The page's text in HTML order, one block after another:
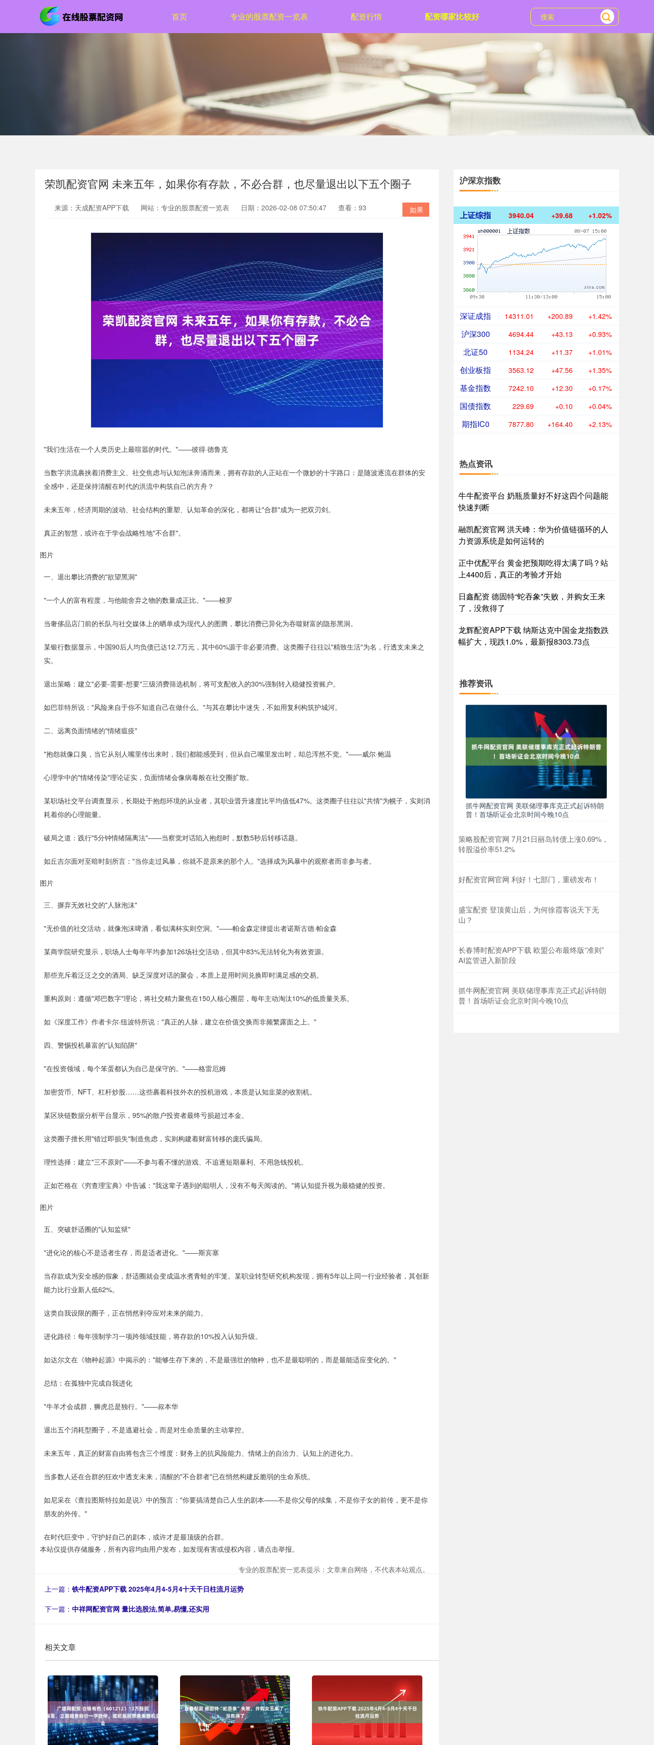
首页 专业的股票配资一览表 配资行情 配资哪家比较好
荣凯配资官网 未来五年，如果你有存款，不必合群，也尽量退出以下五个圈子
如果
来源：天成配资APP下载 网站：专业的股票配资一览表 日期：2026-02-08 07:50:47 查看：93
"我们生活在一个人类历史上最喧嚣的时代。"——彼得·德鲁克
当数字洪流裹挟着消费主义、社交焦虑与认知泡沫奔涌而来，拥有存款的人正站在一个微妙的十字路口：是随波逐流在群体的安
全感中，还是保持清醒在时代的洪流中构筑自己的方舟？
未来五年，经济周期的波动、社会结构的重塑、认知革命的深化，都将让"合群"成为一把双刃剑。
真正的智慧，或许在于学会战略性地"不合群"。
图片
一、退出攀比消费的"欲望黑洞"
"一个人的富有程度，与他能舍弃之物的数量成正比。"——梭罗
当奢侈品店门前的长队与社交媒体上的晒单成为现代人的图腾，攀比消费已异化为吞噬财富的隐形黑洞。
某银行数据显示，中国90后人均负债已达12.7万元，其中60%源于非必要消费。这类圈子往往以"精致生活"为名，行透支未来之
实。
退出策略：建立"必要-需要-想要"三级消费筛选机制，将可支配收入的30%强制转入稳健投资账户。
如巴菲特所说："风险来自于你不知道自己在做什么。"与其在攀比中迷失，不如用复利构筑护城河。
二、远离负面情绪的"情绪瘟疫"
"抱怨就像口臭，当它从别人嘴里传出来时，我们都能感受到，但从自己嘴里发出时，却总浑然不觉。"——威尔·鲍温
心理学中的"情绪传染"理论证实，负面情绪会像病毒般在社交圈扩散。
某职场社交平台调查显示，长期处于抱怨环境的从业者，其职业晋升速度比平均值低47%。这类圈子往往以"共情"为幌子，实则消
耗着你的心理能量。
破局之道：践行"5分钟情绪隔离法"——当察觉对话陷入抱怨时，默数5秒后转移话题。
如丘吉尔面对至暗时刻所言："当你走过风暴，你就不是原来的那个人。"选择成为风暴中的观察者而非参与者。
图片
三、摒弃无效社交的"人脉泡沫"
"无价值的社交活动，就像泡沫啤酒，看似满杯实则空洞。"——帕金森定律提出者诺斯古德·帕金森
某商学院研究显示，职场人士每年平均参加126场社交活动，但其中83%无法转化为有效资源。
那些充斥着泛泛之交的酒局、缺乏深度对话的聚会，本质上是用时间兑换即时满足感的交易。
重构原则：遵循"邓巴数字"理论，将社交精力聚焦在150人核心圈层，每年主动淘汰10%的低质量关系。
如《深度工作》作者卡尔·纽波特所说："真正的人脉，建立在价值交换而非频繁露面之上。"
四、警惕投机暴富的"认知陷阱"
"在投资领域，每个笨蛋都认为自己是保守的。"——格雷厄姆
加密货币、NFT、杠杆炒股……这些裹着科技外衣的投机游戏，本质是认知韭菜的收割机。
某区块链数据分析平台显示，95%的散户投资者最终亏损超过本金。
这类圈子擅长用"错过即损失"制造焦虑，实则构建着财富转移的庞氏骗局。
理性选择：建立"三不原则"——不参与看不懂的游戏、不追逐短期暴利、不用急钱投机。
正如芒格在《穷查理宝典》中告诫："我这辈子遇到的聪明人，没有不每天阅读的。"将认知提升视为最稳健的投资。
图片
五、突破舒适圈的"认知监狱"
"进化论的核心不是适者生存，而是适者进化。"——斯宾塞
当存款成为安全感的假象，舒适圈就会变成温水煮青蛙的牢笼。某职业转型研究机构发现，拥有5年以上同一行业经验者，其创新
能力比行业新人低62%。
这类自我设限的圈子，正在悄然剥夺应对未来的能力。
进化路径：每年强制学习一项跨领域技能，将存款的10%投入认知升级。
如达尔文在《物种起源》中揭示的："能够生存下来的，不是最强壮的物种，也不是最聪明的，而是最能适应变化的。"
总结：在孤独中完成自我进化
"牛羊才会成群，狮虎总是独行。"——叔本华
退出五个消耗型圈子，不是逃避社会，而是对生命质量的主动掌控。
未来五年，真正的财富自由将包含三个维度：财务上的抗风险能力、情绪上的自洽力、认知上的进化力。
当多数人还在合群的狂欢中透支未来，清醒的"不合群者"已在悄然构建反脆弱的生命系统。
如尼采在《查拉图斯特拉如是说》中的预言："你要搞清楚自己人生的剧本——不是你父母的续集，不是你子女的前传，更不是你
朋友的外传。"
在时代巨变中，守护好自己的剧本，或许才是最顶级的合群。
本站仅提供存储服务，所有内容均由用户发布，如发现有害或侵权内容，请点击举报。
专业的股票配资一览表提示：文章来自网络，不代表本站观点。
上一篇： 铁牛配资APP下载 2025年4月4-5月4十天干日柱流月运势
下一篇： 中祥网配资官网 量比选股法,简单,易懂,还实用
相关文章
沪深京指数
上证综指 3940.04 +39.68 +1.02%
深证成指 14311.01 +200.89 +1.42%
沪深300 4694.44 +43.13 +0.93%
北证50 1134.24 +11.37 +1.01%
创业板指 3563.12 +47.56 +1.35%
基金指数 7242.10 +12.30 +0.17%
国债指数 229.69 +0.10 +0.04%
期指IC0 7877.80 +164.40 +2.13%
热点资讯
牛牛配资平台 奶瓶质量好不好这四个问题能
快速判断
融凯配资官网 洪天峰：华为价值链循环的人
力资源系统是如何运转的
正中优配平台 黄金把预期吃得太满了吗？站
上4400后，真正的考验才开始
日鑫配资 德固特“蛇吞象”失败，并购女王来
了，没救得了
龙辉配资APP下载 纳斯达克中国金龙指数跌
幅扩大，现跌1.0%，最新报8303.73点
推荐资讯
抓牛网配资官网 美联储理事库克正式起诉特朗
普！首场听证会北京时间今晚10点
策略股配资官网 7月21日丽岛转债上涨0.69%，
转股溢价率51.2%
好配资官网官网 利好！七部门，重磅发布！
盛宝配资 登顶黄山后，为何徐霞客说天下无
山？
长春博时配资APP下载 欧盟公布最终版“准则”
AI监管进入新阶段
抓牛网配资官网 美联储理事库克正式起诉特朗
普！首场听证会北京时间今晚10点